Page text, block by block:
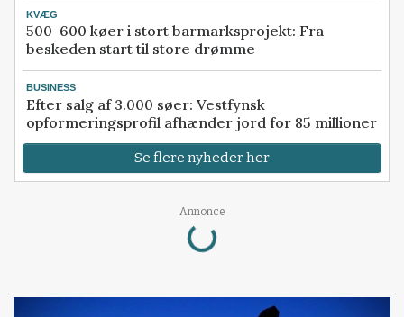
KVÆG
500-600 køer i stort barmarksprojekt: Fra
beskeden start til store drømme
BUSINESS
Efter salg af 3.000 søer: Vestfynsk
opformeringsprofil afhænder jord for 85 millioner
Se flere nyheder her
Annonce
Loading...